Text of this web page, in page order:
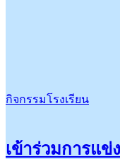
กิจกรรมโรงเรียน
เข้าร่วมการแ